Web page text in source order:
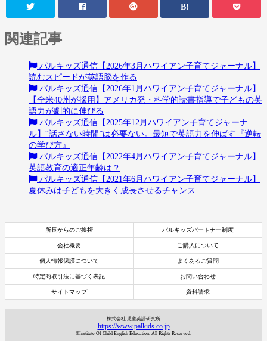
B!
関連記事
パルキッズ通信【2026年3月ハワイアン子育てジャーナル】
読むスピードが英語脳を作る
パルキッズ通信【2026年1月ハワイアン子育てジャーナル】
【全米40州が採用】アメリカ発・科学的読書指導で子どもの英
語力が劇的に伸びる
パルキッズ通信【2025年12月ハワイアン子育てジャーナ
ル】“話さない時間”は必要ない。最短で英語力を伸ばす『逆転
の学び方』
パルキッズ通信【2022年4月ハワイアン子育てジャーナル】
英語教育の適正年齢は？
パルキッズ通信【2021年6月ハワイアン子育てジャーナル】
夏休みは子どもを大きく成長させるチャンス
所長からのご挨拶 パルキッズパートナー制度
会社概要 ご購入について
個人情報保護について よくあるご質問
特定商取引法に基づく表記 お問い合わせ
サイトマップ 資料請求
株式会社 児童英語研究所
https://www.palkids.co.jp
©Institute Of Child English Education. All Rights Reserved.